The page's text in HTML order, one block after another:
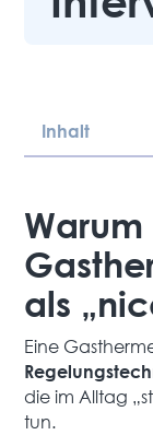
Inhalt
als
Eine
die im Alltag
tun.